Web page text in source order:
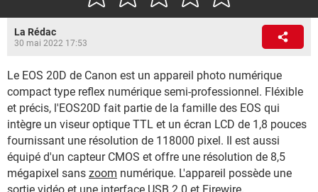
La Rédac
30 mai 2022 17:53
Le EOS 20D de Canon est un appareil photo numérique
compact type reflex numérique semi-professionnel. Fléxible
et précis, l'EOS20D fait partie de la famille des EOS qui
intègre un viseur optique TTL et un écran LCD de 1,8 pouces
fournissant une résolution de 118000 pixel. Il est aussi
équipé d'un capteur CMOS et offre une résolution de 8,5
mégapixel sans zoom numérique. L'appareil possède une